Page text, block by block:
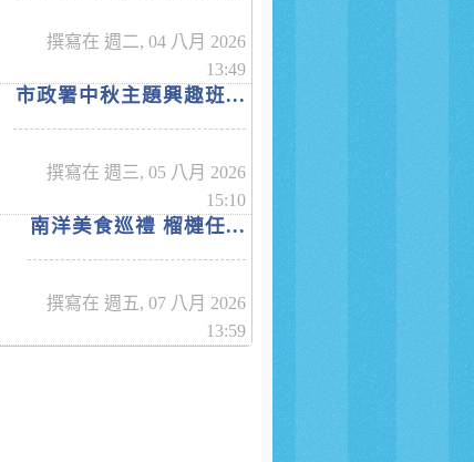
撰寫在 週二, 04 八月 2026
13:49
市政署中秋主題興趣班...
撰寫在 週三, 05 八月 2026
15:10
南洋美食巡禮 榴槤任...
撰寫在 週五, 07 八月 2026
13:59